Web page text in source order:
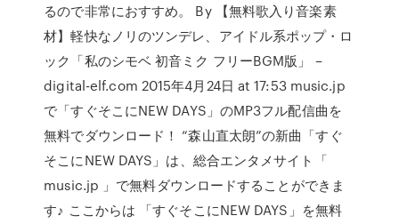
るので非常におすすめ。 By 【無料歌入り音楽素
材】軽快なノリのツンデレ、アイドル系ポップ・ロ
ック「私のシモベ 初音ミク フリーBGM版」 –
digital-elf.com 2015年4月24日 at 17:53 music.jp
で「すぐそこにNEW DAYS」のMP3フル配信曲を
無料でダウンロード！ “森山直太朗”の新曲「すぐ
そこにNEW DAYS」は、総合エンタメサイト「
music.jp 」で無料ダウンロードすることができま
す♪ ここからは 「すぐそこにNEW DAYS」を無料